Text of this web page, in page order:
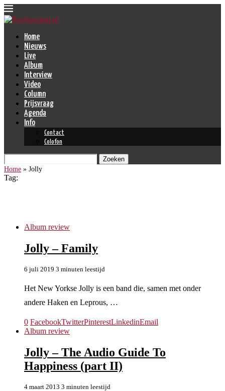
Home
Nieuws
Live
Album
Interview
Video
Column
Prijsvraag
Agenda
Info
Contact
Colofon
Zoeken
Home » Jolly
Tag:
Album review
Jolly – Family
6 juli 2019 3 minuten leestijd
Het New Yorkse Jolly is een band die, samen met onder
andere Haken en Leprous, …
0 FacebookTwitterPinterestLinkedinEmail
Album review
Jolly – The Audio Guide To
Happiness (part II)
4 maart 2013 3 minuten leestijd